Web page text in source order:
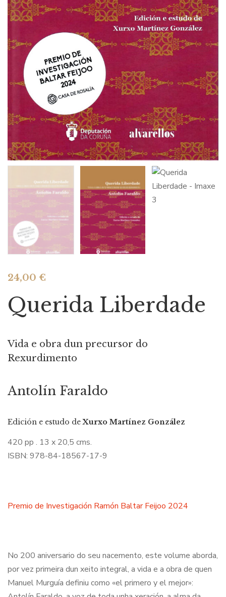
24,00 €
Querida Liberdade
Vida e obra dun precursor do
Rexurdimento
Antolín Faraldo
Edición e estudo deXurxo Martínez González
420 pp . 13 x 20,5 cms.
ISBN: 978-84-18567-17-9
Premio de Investigación Ramón Baltar Feijoo 2024
No 200 aniversario do seu nacemento, este volume aborda,
por vez primeira dun xeito integral, a vida e a obra de quen
Manuel Murguía definiu como «el primero y el mejor»: